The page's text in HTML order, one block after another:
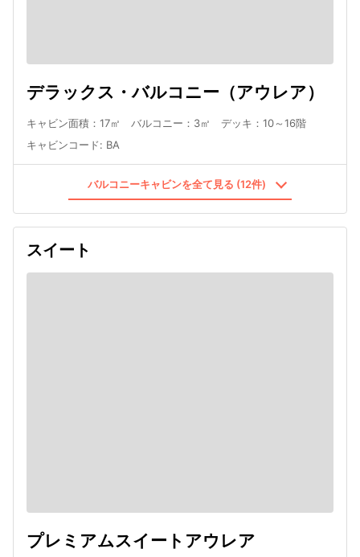
デラックス・バルコニー（アウレア）
キャビン面積：17㎡ バルコニー：3㎡ デッキ：10～16階
キャビンコード: BA
バルコニーキャビンを全て見る (12件)
スイート
プレミアムスイートアウレア